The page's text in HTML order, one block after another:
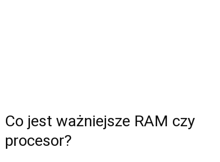
Co jest ważniejsze RAM czy
procesor?